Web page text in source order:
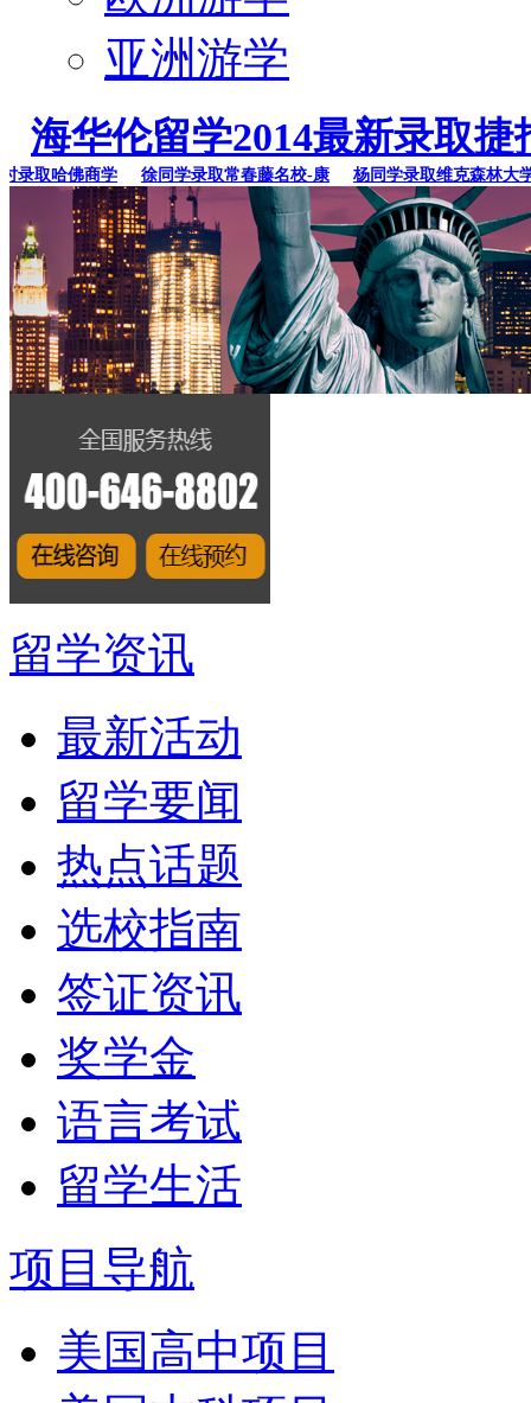
亚洲游学
海华伦留学2014最新录取捷
哈佛商学 徐同学录取常春藤名校-康 杨同学录取维克森林大学
留学资讯
最新活动
留学要闻
热点话题
选校指南
签证资讯
奖学金
语言考试
留学生活
项目导航
美国高中项目